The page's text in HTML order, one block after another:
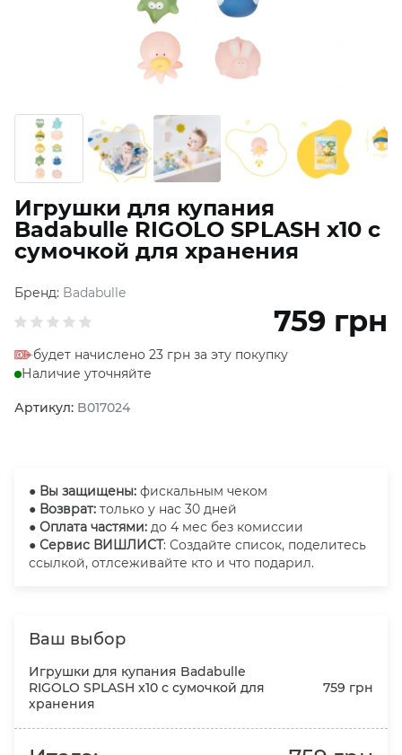
Игрушки для купания
Badabulle RIGOLO SPLASH x10 с
сумочкой для хранения
Бренд: Badabulle
759 грн
будет начислено 23 грн за эту покупку
Наличие уточняйте
Артикул: B017024
● Вы защищены: фискальным чеком
● Возврат: только у нас 30 дней
● Оплата частями: до 4 мес без комиссии
● Сервис ВИШЛИСТ: Создайте список, поделитесь
ссылкой, отлсеживайте кто и что подарил.
Ваш выбор
Игрушки для купания Badabulle
RIGOLO SPLASH x10 с сумочкой для
хранения
759 грн